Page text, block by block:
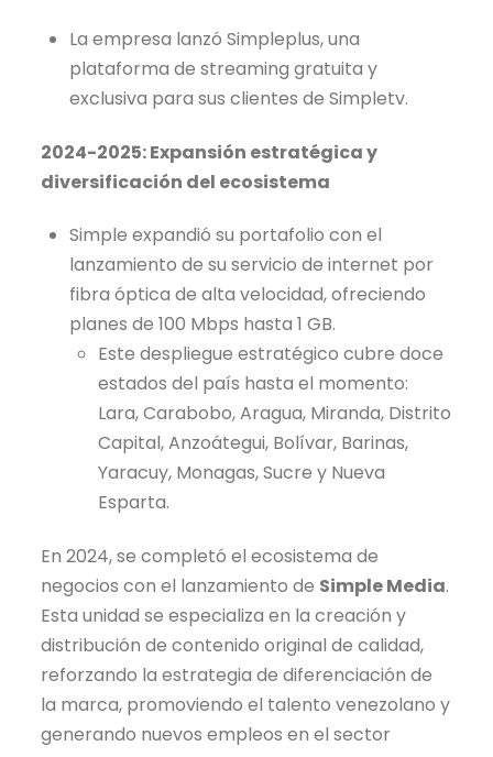
La empresa lanzó Simpleplus, una
plataforma de streaming gratuita y
exclusiva para sus clientes de Simpletv.
2024-2025: Expansión estratégica y
diversificación del ecosistema
Simple expandió su portafolio con el
lanzamiento de su servicio de internet por
fibra óptica de alta velocidad, ofreciendo
planes de 100 Mbps hasta 1 GB.
Este despliegue estratégico cubre doce
estados del país hasta el momento:
Lara, Carabobo, Aragua, Miranda, Distrito
Capital, Anzoátegui, Bolívar, Barinas,
Yaracuy, Monagas, Sucre y Nueva
Esparta.
En 2024, se completó el ecosistema de
negocios con el lanzamiento de Simple Media.
Esta unidad se especializa en la creación y
distribución de contenido original de calidad,
reforzando la estrategia de diferenciación de
la marca, promoviendo el talento venezolano y
generando nuevos empleos en el sector